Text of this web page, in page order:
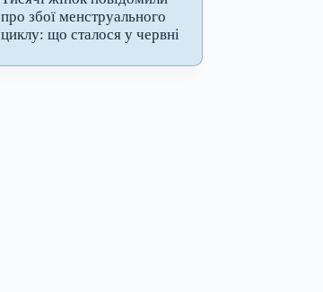
про збої менструального
циклу: що сталося у червні